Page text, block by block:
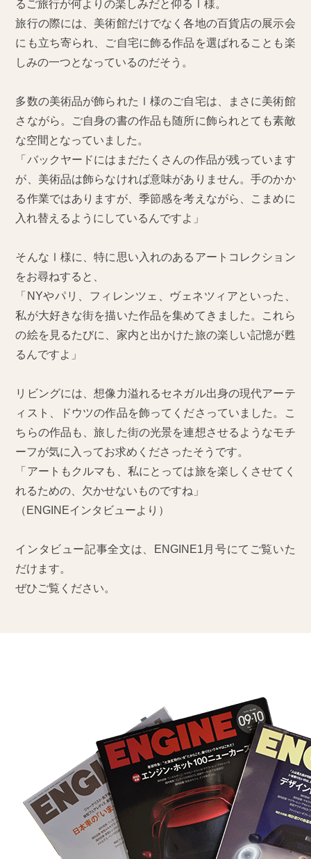
るご旅行が何よりの楽しみだと仰るⅠ様。
旅行の際には、美術館だけでなく各地の百貨店の展示会
にも立ち寄られ、ご自宅に飾る作品を選ばれることも楽
しみの一つとなっているのだそう。
多数の美術品が飾られたⅠ様のご自宅は、まさに美術館
さながら。ご自身の書の作品も随所に飾られとても素敵
な空間となっていました。
「バックヤードにはまだたくさんの作品が残っています
が、美術品は飾らなければ意味がありません。手のかか
る作業ではありますが、季節感を考えながら、こまめに
入れ替えるようにしているんですよ」
そんなⅠ様に、特に思い入れのあるアートコレクション
をお尋ねすると、
「NYやパリ、フィレンツェ、ヴェネツィアといった、
私が大好きな街を描いた作品を集めてきました。これら
の絵を見るたびに、家内と出かけた旅の楽しい記憶が甦
るんですよ」
リビングには、想像力溢れるセネガル出身の現代アーテ
ィスト、ドウツの作品を飾ってくださっていました。こ
ちらの作品も、旅した街の光景を連想させるようなモチ
ーフが気に入ってお求めくださったそうです。
「アートもクルマも、私にとっては旅を楽しくさせてく
れるための、欠かせないものですね」
（ENGINEインタビューより）
インタビュー記事全文は、ENGINE1月号にてご覧いた
だけます。
ぜひご覧ください。